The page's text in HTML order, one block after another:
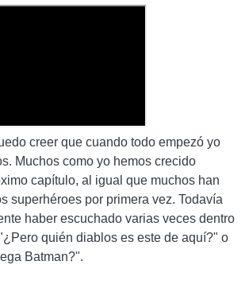
creer que cuando todo empezó yo
Muchos como yo hemos crecido
capítulo, al igual que muchos han
superhéroes por primera vez. Todavía
haber escuchado varias veces dentro
quién diablos es este de aquí?" o
Batman?".